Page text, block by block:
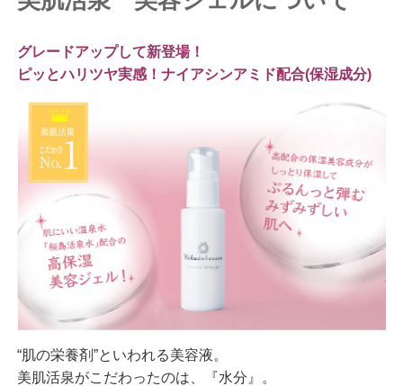
グレードアップして新登場！
ピッとハリツヤ実感！ナイアシンアミド配合(保湿成分)
“肌の栄養剤”といわれる美容液。
美肌活泉がこだわったのは、『水分』。